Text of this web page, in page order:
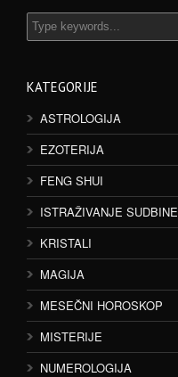
KATEGORIJE
ASTROLOGIJA
EZOTERIJA
FENG SHUI
ISTRAŽIVANJE SUDBINE
KRISTALI
MAGIJA
MESEČNI HOROSKOP
MISTERIJE
NUMEROLOGIJA